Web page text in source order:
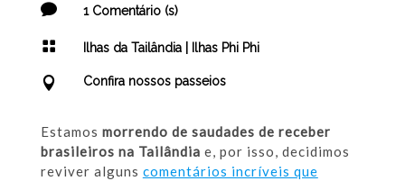
 1 Comentário (s)
 Ilhas da Tailândia| Ilhas Phi Phi
 Confira nossos passeios
Estamos morrendo de saudades de receber
brasileiros na Tailândia e, por isso, decidimos
reviver alguns comentários incríveis que